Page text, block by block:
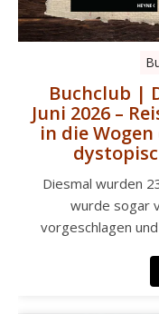
Buchclub |
Juni 2026 –
in die
Diesmal wurden
wurde sogar
vorgeschlagen